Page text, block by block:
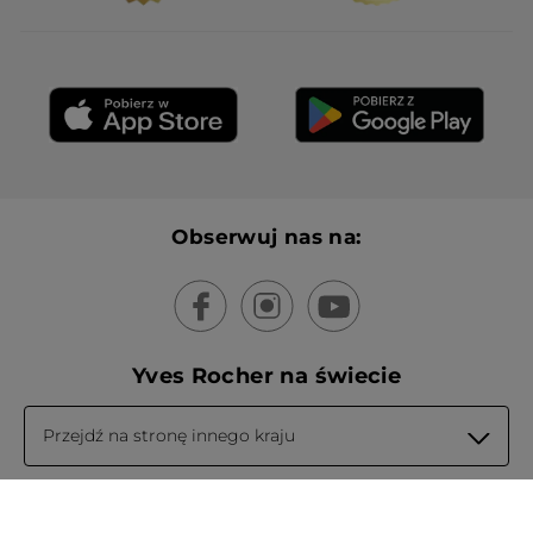
Obserwuj nas na:
Yves Rocher na świecie
Przejdź na stronę innego kraju